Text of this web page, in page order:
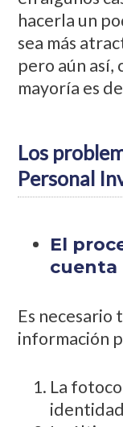
hacerla un
sea más
pero aún así,
mayoría es
Los
Personal
El
cuenta
Es
información
La
identidad